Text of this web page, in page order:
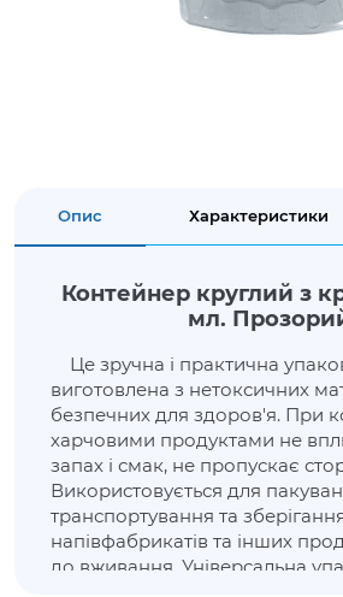
Опис Характеристики
Контейнер круглий з
мл.
Це зручна і практична
виготовлена з нетоксичних
безпечних для здоров'я. При
харчовими продуктами не
запах і смак, не пропускає
Використовується для
транспортування та
напівфабрикатів та інших
до вживання. Універсальна